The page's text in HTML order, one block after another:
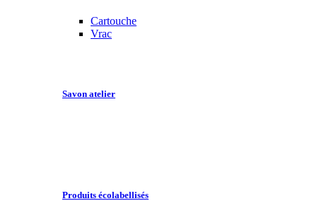
Cartouche
Vrac
Savon atelier
Produits écolabellisés